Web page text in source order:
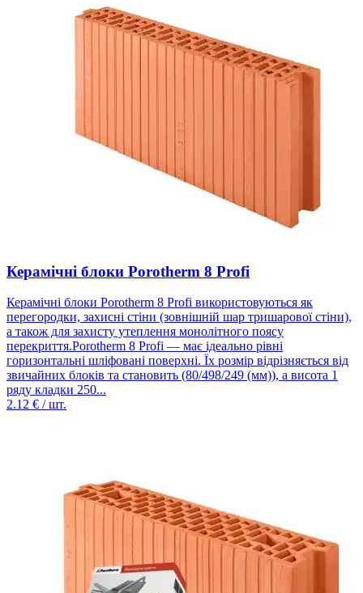
Керамічні блоки Porotherm 8 Profi
Керамічні блоки Porotherm 8 Profi використовуються як
перегородки, захисні стіни (зовнішній шар тришарової стіни),
а також для захисту утеплення монолітного поясу
перекриття.Porotherm 8 Profi — має ідеально рівні
горизонтальні шліфовані поверхні. Їх розмір відрізняється від
звичайних блоків та становить (80/498/249 (мм)), а висота 1
ряду кладки 250...
2.12 € / шт.